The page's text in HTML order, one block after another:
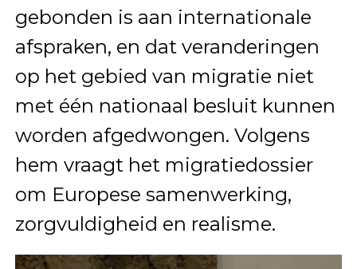
gebonden is aan internationale
afspraken, en dat veranderingen
op het gebied van migratie niet
met één nationaal besluit kunnen
worden afgedwongen. Volgens
hem vraagt het migratiedossier
om Europese samenwerking,
zorgvuldigheid en realisme.